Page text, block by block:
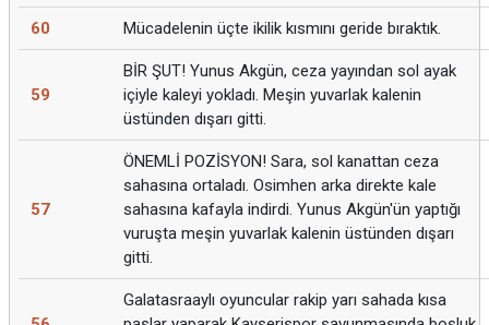
60 Mücadelenin üçte ikilik kısmını geride bıraktık.
59
BİR ŞUT! Yunus Akgün, ceza yayından sol ayak
içiyle kaleyi yokladı. Meşin yuvarlak kalenin
üstünden dışarı gitti.
57
ÖNEMLİ POZİSYON! Sara, sol kanattan ceza
sahasına ortaladı. Osimhen arka direkte kale
sahasına kafayla indirdi. Yunus Akgün'ün yaptığı
vuruşta meşin yuvarlak kalenin üstünden dışarı
gitti.
Galatasraaylı oyuncular rakip yarı sahada kısa